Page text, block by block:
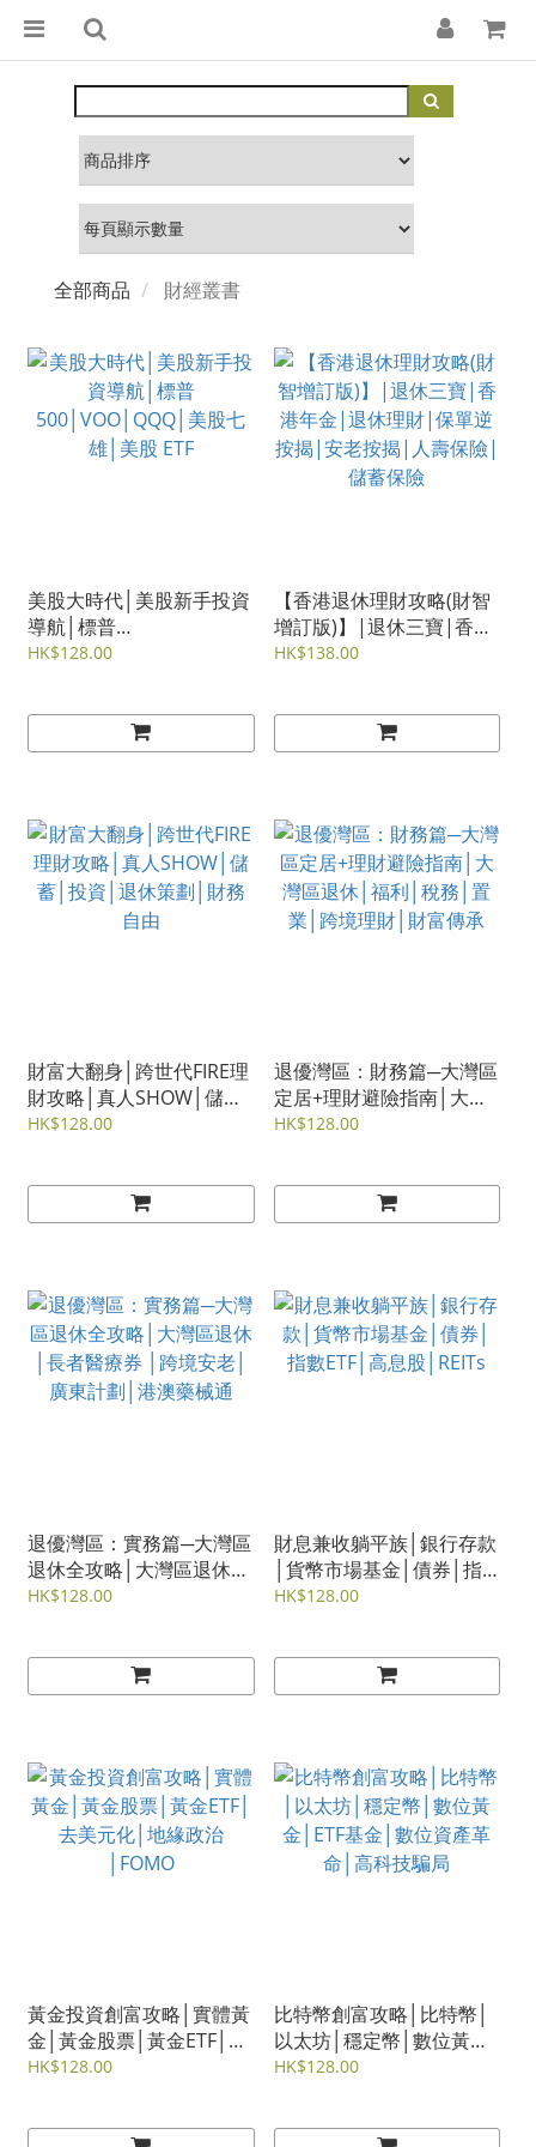
全部商品 財經叢書
美股大時代│美股新手投資
導航│標普
500│VOO│QQQ│美股七
HK$128.00
【香港退休理財攻略(財智
增訂版)】|退休三寶|香港
年金|退休理財|保單逆按
HK$138.00
財富大翻身│跨世代FIRE理
財攻略│真人SHOW│儲蓄
│投資│退休策劃│財務自
HK$128.00
退優灣區：財務篇─大灣區
定居+理財避險指南│大灣
區退休│福利│稅務│置業│
HK$128.00
退優灣區：實務篇─大灣區
退休全攻略│大灣區退休│
長者醫療券 │跨境安老│廣
HK$128.00
財息兼收躺平族│銀行存款
│貨幣市場基金│債券│指
數ETF│高息股│REITs
HK$128.00
黃金投資創富攻略│實體黃
金│黃金股票│黃金ETF│去
美元化│地緣政治│FOMO
HK$128.00
比特幣創富攻略│比特幣│
以太坊│穩定幣│數位黃金
│ETF基金│數位資產革命│
HK$128.00